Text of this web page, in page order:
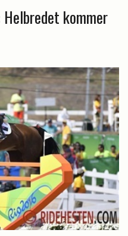
Helbredet kommer